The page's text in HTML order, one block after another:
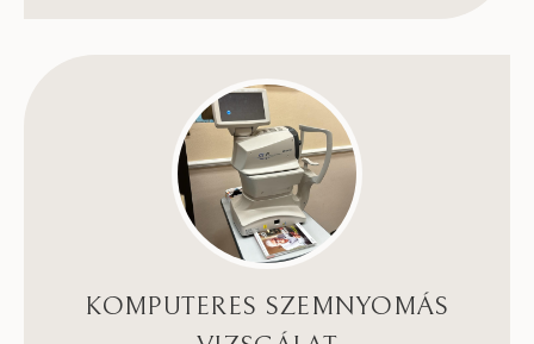
KOMPUTERES SZEMNYOMÁS